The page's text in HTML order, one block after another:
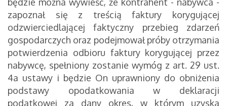
zapoznał się z treścią faktury korygującej
odzwierciedlającej faktyczny przebieg zdarzeń
gospodarczych oraz podejmował próby otrzymania
potwierdzenia odbioru faktury korygującej przez
nabywcę, spełniony zostanie wymóg z art. 29 ust.
4a ustawy i będzie On uprawniony do obniżenia
podstawy opodatkowania w deklaracji
podatkowej za dany okres, w którym uzyska